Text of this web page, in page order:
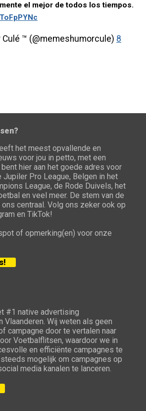
el mejor de todos los tiempos.
™ (@memeshumorcule) 8
het meest opvallende en
voor jou in petto, met een
hier aan het goede adres voor
Jupiler Pro League, Belgen in het
League, de Rode Duivels, het
en veel meer. De stem van de
centraal. Volg ons zeker ook op
en TikTok!
of opmerking(en) voor onze
#1 native advertising
Vlaanderen. Wij weten als geen
campagne door te vertalen naar
Voetbalflitsen, waardoor we in
en efficiënte campagnes te
mogelijk om campagnes op
media kanalen te lanceren.